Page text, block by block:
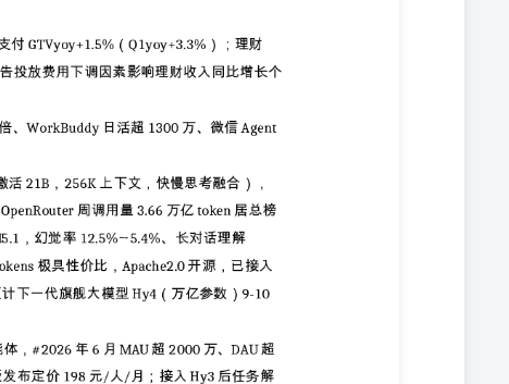
议关注股价催化机会。我们预计2026~2027年non-gaap利润为2735
，仍处于估值底部区间。 🎁专家调研及第三方数据仅供参考，详细